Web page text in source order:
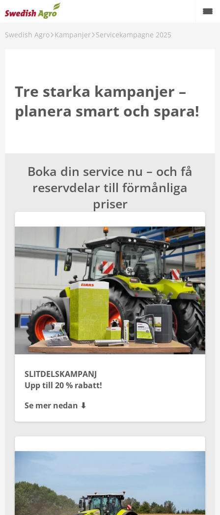
Swedish Agro Kampanjer Servicekampagne 2025
Tre starka kampanjer –
planera smart och spara!
Boka din service nu – och få
reservdelar till förmånliga
priser
SLITDELSKAMPANJ
Upp till 20 % rabatt!
Se mer nedan ⬇︎
Växtodling
Spannmål
Kampanjer
Karriär
Om oss
Mina sidor